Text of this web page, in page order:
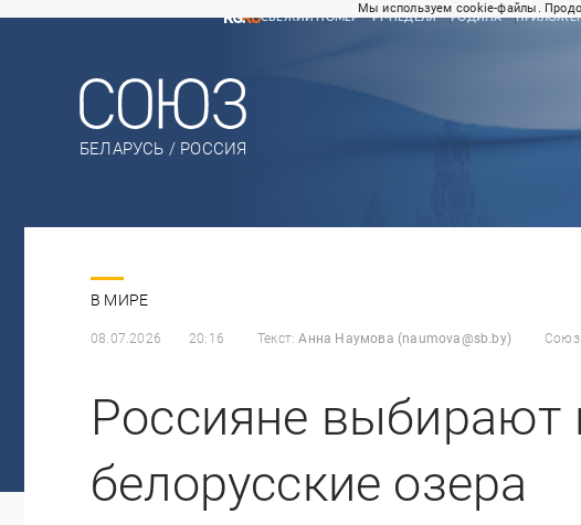
Мы используем cookie-файлы.
СВЕЖИЙ НОМЕР
РГ-НЕДЕЛЯ РОДИНА
БЕЛАРУСЬ / РОССИЯ
В МИРЕ
08.07.2026 20:16 Текст: Анна Наумова (naumova@sb.by)
Россияне выбирают
белорусские озера